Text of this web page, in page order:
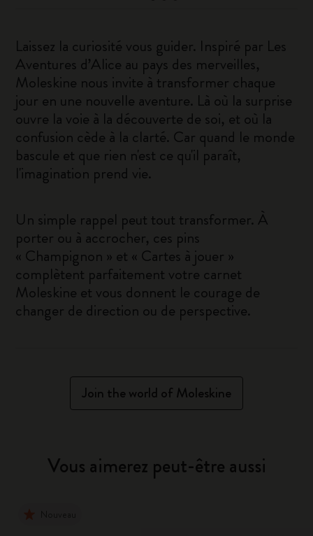
Laissez la curiosité vous guider. Inspiré par Les
Aventures d’Alice au pays des merveilles,
Moleskine nous invite à transformer chaque
jour en une nouvelle aventure. Là où la surprise
ouvre la voie à la découverte de soi, et où la
confusion cède à la clarté. Car quand le monde
bascule et que rien n'est ce qu'il paraît,
l'imagination prend vie.
Un simple rappel peut tout transformer. À
porter ou à accrocher, ces pins
« Champignon » et « Cartes à jouer »
complètent parfaitement votre carnet
Moleskine et vous donnent le courage de
changer de direction ou de perspective.
Join the world of Moleskine
Vous aimerez peut-être aussi